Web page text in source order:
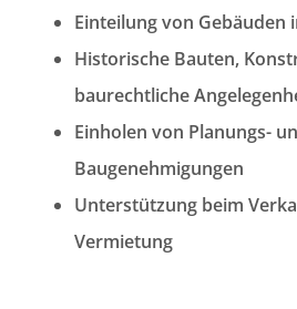
Einteilung von Gebäuden
Historische Bauten,
baurechtliche
Einholen von Planungs-
Baugenehmigungen
Unterstützung beim
Vermietung